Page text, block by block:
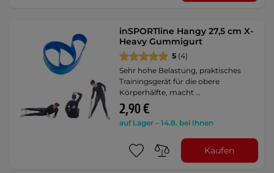
inSPORTline Hangy 27,5 cm X-
Heavy Gummigurt
5 (4)
Sehr hohe Belastung, praktisches
Trainingsgerät für die obere
Körperhälfte, macht …
2,90 €
auf Lager – 14.8. bei Ihnen
Kaufen